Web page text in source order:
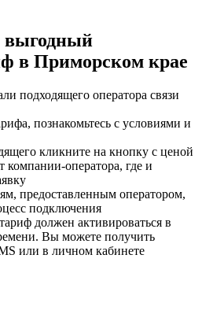
выгодный
в Приморском крае
подходящего оператора связи
познакомьтесь с условиями и
кликните на кнопку с ценой
компании-оператора, где и
предоставленным оператором,
подключения
должен активироваться в
Вы можете получить
или в личном кабинете